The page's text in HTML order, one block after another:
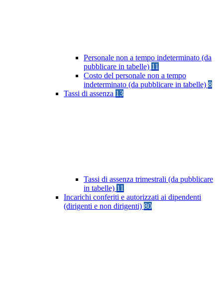
Personale non a tempo indeterminato (da
pubblicare in tabelle) 11
Costo del personale non a tempo
indeterminato (da pubblicare in tabelle) 8
Tassi di assenza 13
Tassi di assenza trimestrali (da pubblicare
in tabelle) 11
Incarichi conferiti e autorizzati ai dipendenti
(dirigenti e non dirigenti) 80